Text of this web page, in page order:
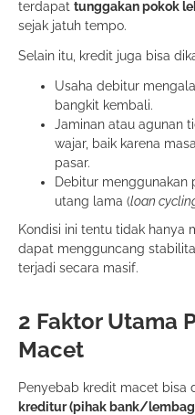
terdapat tunggakan pokok
sejak jatuh tempo.
Selain itu, kredit juga bisa
Usaha debitur
bangkit kembali.
Jaminan atau agunan
wajar, baik karena
pasar.
Debitur menggunakan
utang lama (loan
Kondisi ini tentu tidak hanya
dapat mengguncang
terjadi secara masif.
2 Faktor Utama
Macet
Penyebab kredit macet bisa
kreditur (pihak bank/